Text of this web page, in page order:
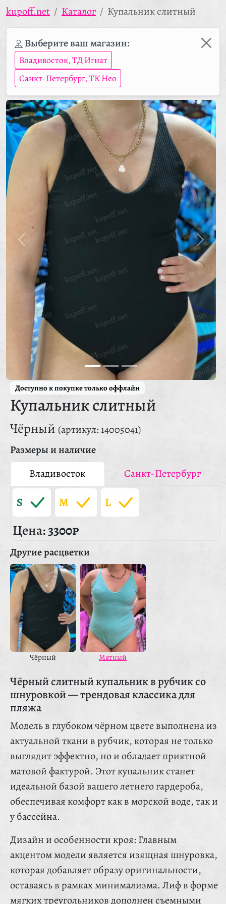
kupoff.net Каталог Купальник слитный
Выберите ваш магазин:
Владивосток, ТД Игнат
Санкт-Петербург, ТК Нео
Доступно к покупке только оффлайн
Купальник слитный
Чёрный (артикул: 14005041)
Размеры и наличие
Владивосток
Санкт-Петербург
S M L
Цена:3300₽
Другие расцветки
Чёрный Мятный
Чёрный слитный купальник в рубчик со
шнуровкой — трендовая классика для
пляжа
Модель в глубоком чёрном цвете выполнена из
актуальной ткани в рубчик, которая не только
выглядит эффектно, но и обладает приятной
матовой фактурой. Этот купальник станет
идеальной базой вашего летнего гардероба,
обеспечивая комфорт как в морской воде, так и
у бассейна.
Дизайн и особенности кроя: Главным
акцентом модели является изящная шнуровка,
которая добавляет образу оригинальности,
оставаясь в рамках минимализма. Лиф в форме
мягких треугольников дополнен съемными